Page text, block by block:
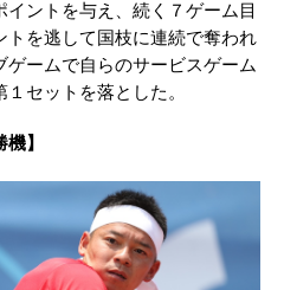
ントを与え、続く７ゲーム目
トを逃して国枝に連続で奪われ
ームで自らのサービスゲーム
セットを落とした。
】